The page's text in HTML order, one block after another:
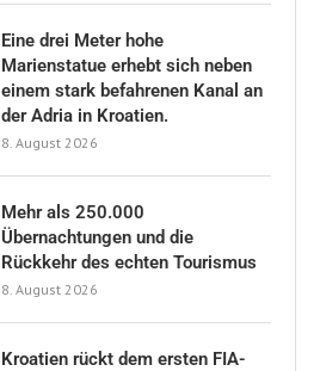
Eine drei Meter hohe
Marienstatue erhebt sich neben
einem stark befahrenen Kanal an
der Adria in Kroatien.
8. August 2026
Mehr als 250.000
Übernachtungen und die
Rückkehr des echten Tourismus
8. August 2026
Kroatien rückt dem ersten FIA-